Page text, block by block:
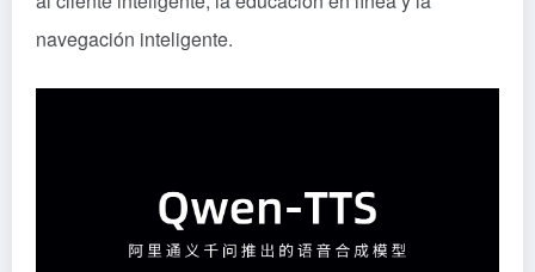
navegación inteligente.